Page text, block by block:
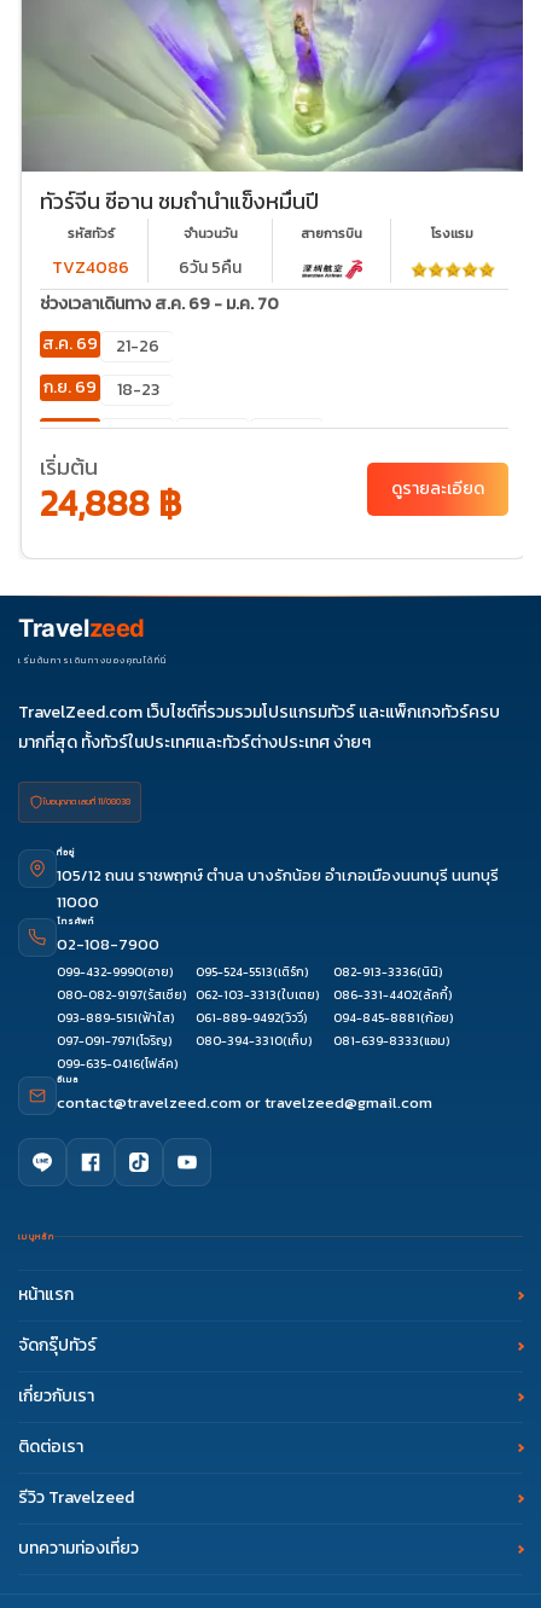
ทัวร์จีน ซีอาน ชมถ้ำน้ำแข็งหมื่นปี
รหัสทัวร์
TVZ4086
จำนวนวัน
6วัน 5คืน
สายการบิน โรงเเรม
ช่วงเวลาเดินทาง ส.ค. 69 - ม.ค. 70
ส.ค. 69
21-26
ก.ย. 69
18-23
ต.ค. 69
02-
23-28
30-
พ.ย. 69
20-
ม.ค. 70
01-06
เริ่มต้น
24,888 ฿ ดูรายละเอียด
Travelzeed
เริ่มต้นการเดินทางของคุณได้ที่นี่
TravelZeed.com เว็บไซต์ที่รวมรวมโปรแกรมทัวร์ และแพ็กเกจทัวร์ครบ
มากที่สุด ทั้งทัวร์ในประเทศและทัวร์ต่างประเทศ ง่ายๆ
ใบอนุญาต เลขที่ 11/08038
ที่อยู่
105/12 ถนน ราชพฤกษ์ ตำบล บางรักน้อย อำเภอเมืองนนทบุรี นนทบุรี
11000
โทรศัพท์
02-108-7900
099-432-9990(อาย) 095-524-5513(เติร์ก) 082-913-3336(นินิ)
080-082-9197(รัสเซีย) 062-103-3313(ใบเตย) 086-331-4402(ลัคกี้)
093-889-5151(ฟ้าใส) 061-889-9492(วิววี่) 094-845-8881(ก้อย)
097-091-7971(โจริญ) 080-394-3310(เก็บ) 081-639-8333(แอม)
099-635-0416(โฟล์ค)
อีเมล
contact@travelzeed.comortravelzeed@gmail.com
เมนูหลัก
หน้าแรก
จัดกรุ๊ปทัวร์
เกี่ยวกับเรา
ติดต่อเรา
รีวิว Travelzeed
บทความท่องเที่ยว